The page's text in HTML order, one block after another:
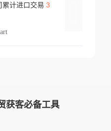
累计进口交易 3
获客必备工具